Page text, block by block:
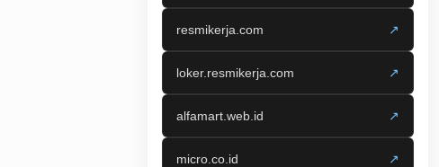
resmikerja.com ↗
loker.resmikerja.com ↗
alfamart.web.id ↗
micro.co.id ↗